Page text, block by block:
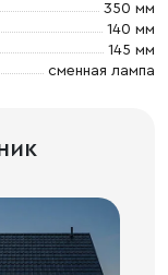
350 мм
140 мм
145 мм
сменная лампа